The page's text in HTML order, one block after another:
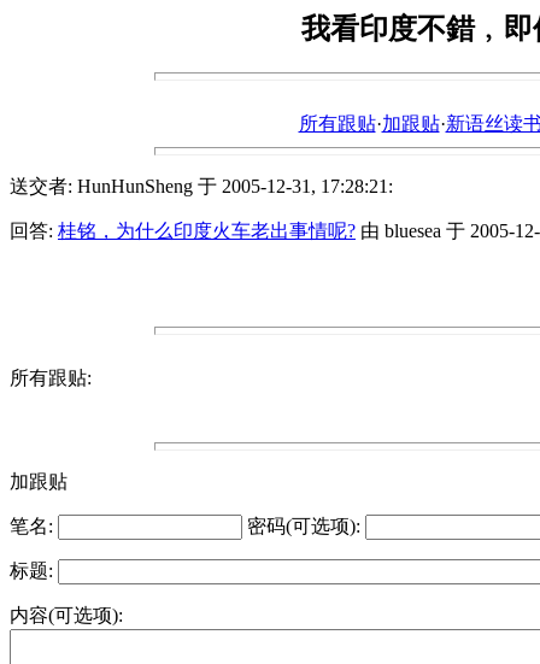
我看印度不錯﹐
所有跟贴·加跟贴·新语丝读
送交者: HunHunSheng 于 2005-12-31, 17:28:21:
回答: 桂铭，为什么印度火车老出事情呢? 由 bluesea 于 2005-
所有跟贴:
加跟贴
笔名: 密码(可选项):
标题:
内容(可选项):